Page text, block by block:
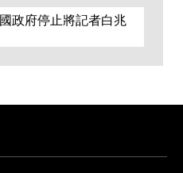
政府停止將記者白兆